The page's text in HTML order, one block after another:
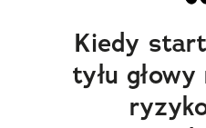
Kiedy
tyłu